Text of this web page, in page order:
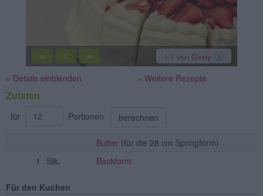
« || » 1 /1 von Ginny
» Details einblenden » Weitere Rezepte
Zutaten
für Portionen berechnen
Butter (für die 28 cm Springform)
1
Stk. Backform
Für den Kuchen